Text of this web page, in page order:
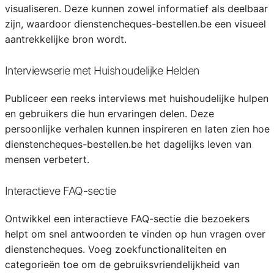
visualiseren. Deze kunnen zowel informatief als deelbaar
zijn, waardoor dienstencheques-bestellen.be een visueel
aantrekkelijke bron wordt.
Interviewserie met Huishoudelijke Helden
Publiceer een reeks interviews met huishoudelijke hulpen
en gebruikers die hun ervaringen delen. Deze
persoonlijke verhalen kunnen inspireren en laten zien hoe
dienstencheques-bestellen.be het dagelijks leven van
mensen verbetert.
Interactieve FAQ-sectie
Ontwikkel een interactieve FAQ-sectie die bezoekers
helpt om snel antwoorden te vinden op hun vragen over
dienstencheques. Voeg zoekfunctionaliteiten en
categorieën toe om de gebruiksvriendelijkheid van